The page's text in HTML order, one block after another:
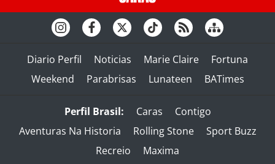
Diario Perfil Noticias Marie Claire
Fortuna
Weekend
Parabrisas Lunateen BATimes
Perfil Brasil: Caras
Contigo
Aventuras Na Historia
Rolling Stone
Sport Buzz
Recreio
Maxima